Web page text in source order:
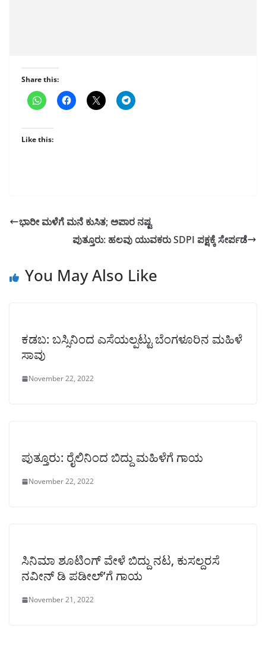
Share this:
Like this:
ಭಾರೀ ಮಳೆಗೆ ಮನೆ ಕುಸಿತ; ಅಪಾರ ನಷ್ಟ
ಪುತ್ತೂರು: ಹಲವು ಯುವಕರು SDPI ಪಕ್ಷಕ್ಕೆ ಸೇರ್ಪಡೆ
You May Also Like
ಕಡಬ: ಬಸ್ಸಿನಿಂದ ಎಸೆಯಲ್ಪಟ್ಟು ಬೆಂಗಳೂರಿನ ಮಹಿಳೆ
ಸಾವು
November 22, 2022
ಪುತ್ತೂರು: ರೈಲಿನಿಂದ ಬಿದ್ದು ಮಹಿಳೆಗೆ ಗಾಯ
November 22, 2022
ಸಿನಿಮಾ ಶೂಟಿಂಗ್ ವೇಳೆ ಬಿದ್ದು ನಟ, ಕುಸಲ್ದರಸೆ
ನವೀನ್ ಡಿ ಪಡೀಲ್’ಗೆ ಗಾಯ
November 21, 2022